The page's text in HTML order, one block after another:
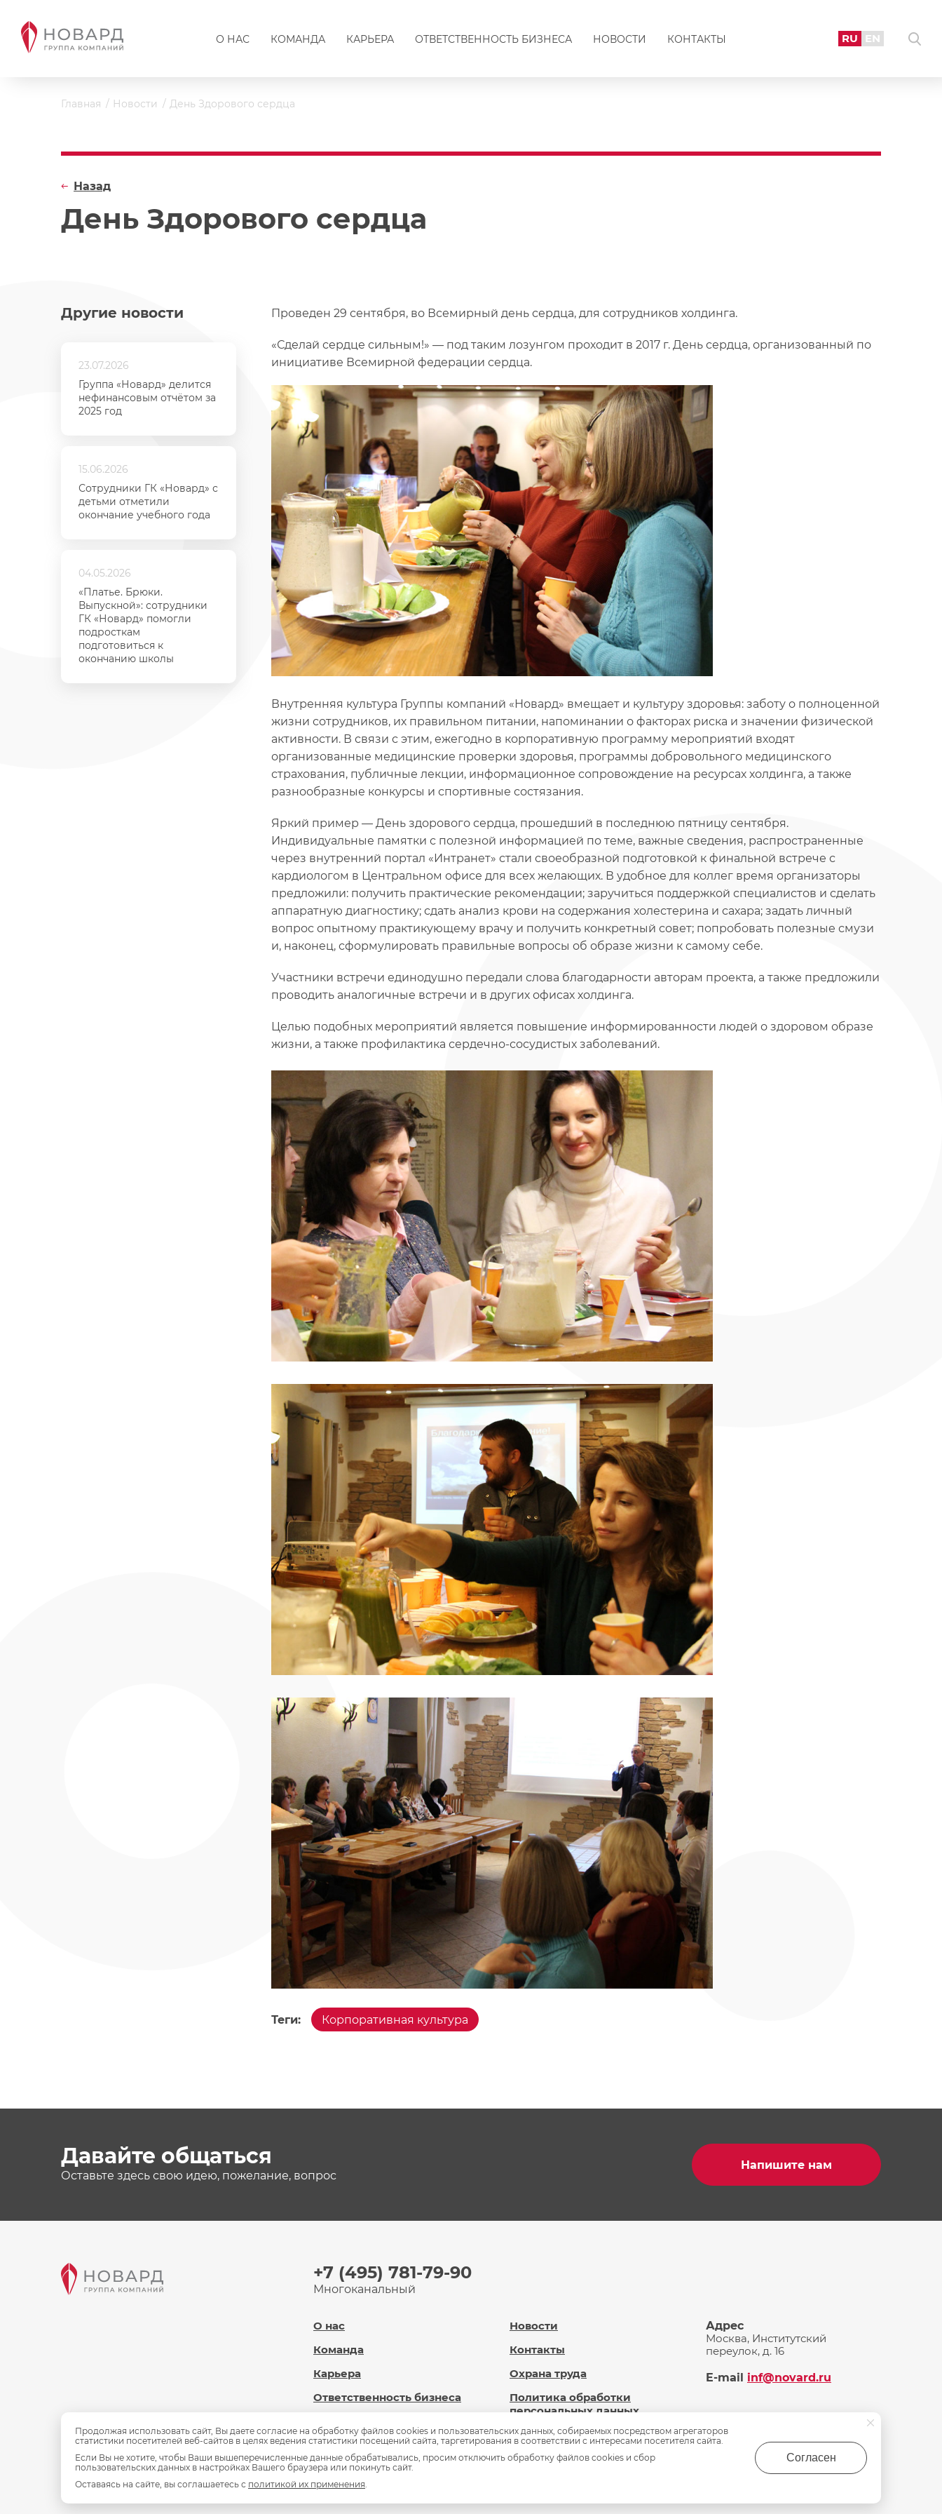
О НАС КОМАНДА КАРЬЕРА ОТВЕТСТВЕННОСТЬ БИЗНЕСА НОВОСТИ КОНТАКТЫ RU EN
Главная Новости День Здорового сердца
День Здорового сердца
Назад
Другие новости
23.07.2026
Группа «Новард» делится
нефинансовым отчётом за
2025 год
15.06.2026
Сотрудники ГК «Новард» с
детьми отметили
окончание учебного года
04.05.2026
«Платье. Брюки.
Выпускной»: сотрудники
ГК «Новард» помогли
подросткам
подготовиться к
окончанию школы
Проведен 29 сентября, во Всемирный день сердца, для сотрудников холдинга.
«Сделай сердце сильным!» — под таким лозунгом проходит в 2017 г. День сердца, организованный по
инициативе Всемирной федерации сердца.
Внутренняя культура Группы компаний «Новард» вмещает и культуру здоровья: заботу о полноценной
жизни сотрудников, их правильном питании, напоминании о факторах риска и значении физической
активности. В связи с этим, ежегодно в корпоративную программу мероприятий входят
организованные медицинские проверки здоровья, программы добровольного медицинского
страхования, публичные лекции, информационное сопровождение на ресурсах холдинга, а также
разнообразные конкурсы и спортивные состязания.
Яркий пример — День здорового сердца, прошедший в последнюю пятницу сентября.
Индивидуальные памятки с полезной информацией по теме, важные сведения, распространенные
через внутренний портал «Интранет» стали своеобразной подготовкой к финальной встрече с
кардиологом в Центральном офисе для всех желающих. В удобное для коллег время организаторы
предложили: получить практические рекомендации; заручиться поддержкой специалистов и сделать
аппаратную диагностику; сдать анализ крови на содержания холестерина и сахара; задать личный
вопрос опытному практикующему врачу и получить конкретный совет; попробовать полезные смузи
и, наконец, сформулировать правильные вопросы об образе жизни к самому себе.
Участники встречи единодушно передали слова благодарности авторам проекта, а также предложили
проводить аналогичные встречи и в других офисах холдинга.
Целью подобных мероприятий является повышение информированности людей о здоровом образе
жизни, а также профилактика сердечно-сосудистых заболеваний.
Теги: Корпоративная культура
Давайте общаться
Оставьте здесь свою идею, пожелание, вопрос
Напишите нам
+7 (495) 781-79-90
Многоканальный
О нас
Команда
Карьера
Ответственность бизнеса
Доброновард.рф
Статьи
Новости
Контакты
Охрана труда
Политика обработки
персональных данных
Сведения об
образовательной
организации
Адрес
Москва, Институтский
переулок, д. 16
E-mail inf@novard.ru
Продолжая использовать сайт, Вы даете согласие на обработку файлов cookies и пользовательских данных, собираемых посредством агрегаторов
статистики посетителей веб-сайтов в целях ведения статистики посещений сайта, таргетирования в соответствии с интересами посетителя сайта.
Если Вы не хотите, чтобы Ваши вышеперечисленные данные обрабатывались, просим отключить обработку файлов cookies и сбор
пользовательских данных в настройках Вашего браузера или покинуть сайт.
Оставаясь на сайте, вы соглашаетесь с политикой их применения.
Согласен